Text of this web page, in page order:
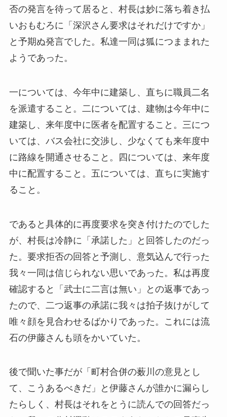
否の発言を待って居ると、村長は妙に落ち着き払
いおもむろに「深沢さん要求はそれだけですか」
と予期ぬ発言でした。私達一同は狐につままれた
ようであった。
一については、今年中に建築し、直ちに職員二名
を派遣すること。二については、建物は今年中に
建築し、来年度中に医者を配置すること。三につ
いては、バス会社に交渉し、少なくても来年度中
に路線を開通させること。四については、来年度
中に配置すること。五については、直ちに実施す
ること。
であると具体的に再度要求を突き付けたのでした
が、村長は冷静に「承諾した」と回答したのだっ
た。要求拒否の回答と予測し、意気込んで行った
我々一同は信じられない思いであった。私は再度
確認すると「武士に二言は無い」との返事であっ
たので、二つ返事の承諾に我々は拍子抜けがして
唯々顔を見合わせるばかりであった。これには流
石の伊藤さんも頭をかいていた。
後で聞いた事だが「町村合併の薮川の意見とし
て、こうあるべきだ」と伊藤さんが誰かに漏らし
たらしく、村長はそれをとうに読んでの回答だっ